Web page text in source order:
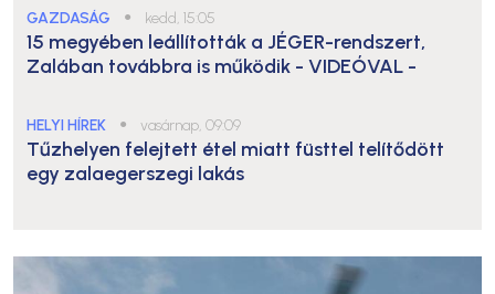
GAZDASÁG ● kedd, 15:05
15 megyében leállították a JÉGER-rendszert,
Zalában továbbra is működik - VIDEÓVAL -
HELYI HÍREK ● vasárnap, 09:09
Tűzhelyen felejtett étel miatt füsttel telítődött
egy zalaegerszegi lakás